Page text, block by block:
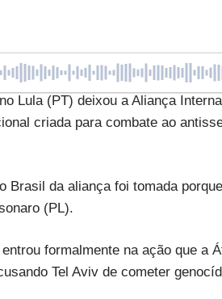
Lula (PT) deixou a Aliança
criada para combate ao
Brasil da aliança foi tomada
(PL).
formalmente na ação que a
Tel Aviv de cometer